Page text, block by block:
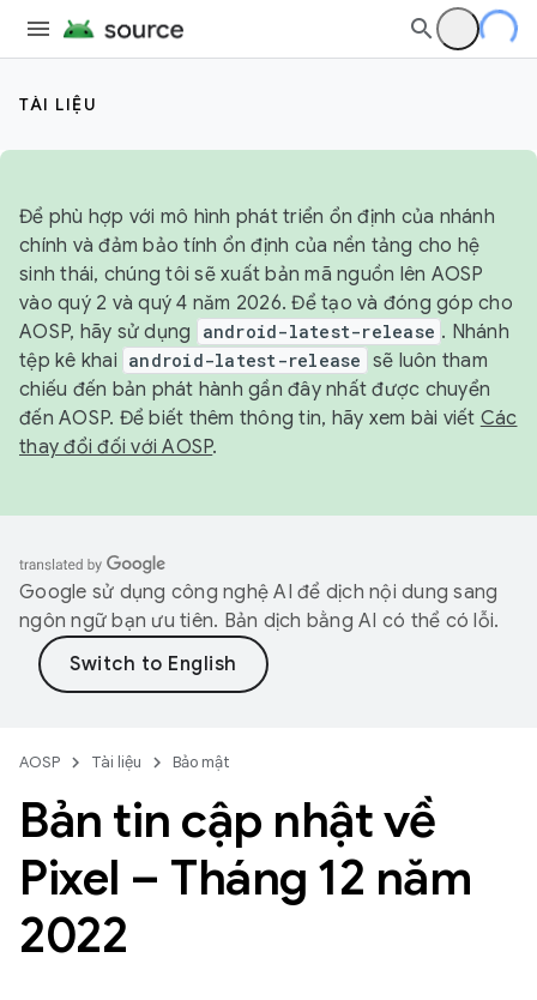
TÀI LIỆU
Để phù hợp với mô hình phát triển ổn định của nhánh
chính và đảm bảo tính ổn định của nền tảng cho hệ
sinh thái, chúng tôi sẽ xuất bản mã nguồn lên AOSP
vào quý 2 và quý 4 năm 2026. Để tạo và đóng góp cho
AOSP, hãy sử dụng
android-latest-release . Nhánh
tệp kê khai android-latest-release sẽ luôn tham
chiếu đến bản phát hành gần đây nhất được chuyển
đến AOSP. Để biết thêm thông tin, hãy xem bài viết Các
thay đổi đối với AOSP.
Google sử dụng công nghệ AI để dịch nội dung sang
ngôn ngữ bạn ưu tiên. Bản dịch bằng AI có thể có lỗi.
AOSP Tài liệu Bảo mật
Bản tin cập nhật về
Pixel – Tháng 12 năm
2022